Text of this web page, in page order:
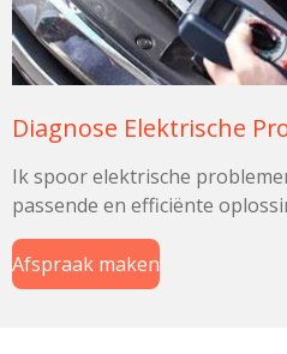
Diagnose Elektrische
Ik spoor elektrische
passende en efficiënte
Afspraak maken